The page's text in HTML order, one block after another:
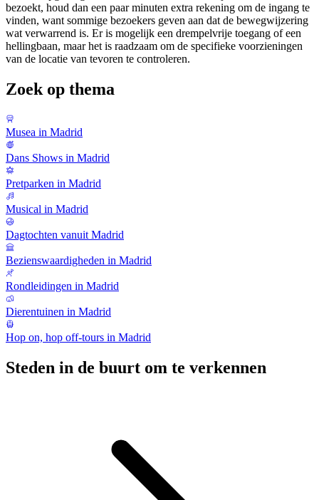
bezoekt, houd dan een paar minuten extra rekening om de ingang te
vinden, want sommige bezoekers geven aan dat de bewegwijzering
wat verwarrend is. Er is mogelijk een drempelvrije toegang of een
hellingbaan, maar het is raadzaam om de specifieke voorzieningen
van de locatie van tevoren te controleren.
Zoek op thema
Musea in Madrid
Dans Shows in Madrid
Pretparken in Madrid
Musical in Madrid
Dagtochten vanuit Madrid
Bezienswaardigheden in Madrid
Rondleidingen in Madrid
Dierentuinen in Madrid
Hop on, hop off-tours in Madrid
Steden in de buurt om te verkennen